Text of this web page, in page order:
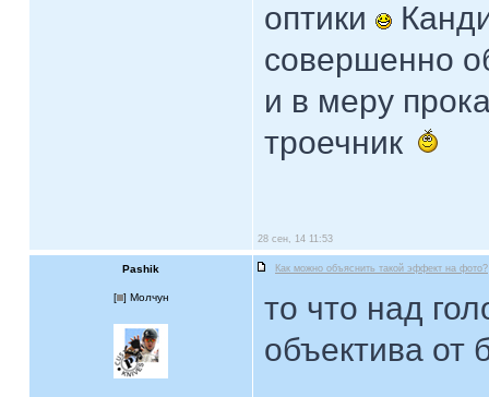
оптики
совершенно
и в меру
троечник
28 сен, 14 11:53
Pashik Как можно объяснить такой эффект на фото?
[ ] Молчун
то что над
объектива от